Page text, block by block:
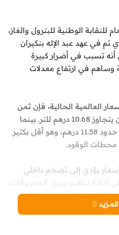
للنقابة الوطنية للبترول والغاز،
تم في عهد عبد الإله بنكيران
أنه تسبب في أضرار كبيرة
وساهم في ارتفاع معدلات
العالمية الحالية، فإن ثمن
الغازوال في المغرب لا ينبغي أن يتجاوز 10.68 درهم للتر. بينما
يجب أن يكون سعر البنزين في حدود 11.58 درهم، وهو أقل بكثير
محطات الوقود.
يؤدي إلى تضخم داخلي
إعادة تنظيم سوق المحروقات،
إلى إطلاق سراح مصفاة
البترول المغربية المحتجزة منذ 2015، وإعادة النظر في الضرائب